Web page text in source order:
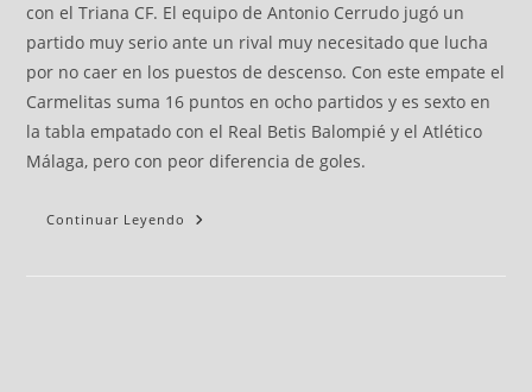
con el Triana CF. El equipo de Antonio Cerrudo jugó un
partido muy serio ante un rival muy necesitado que lucha
por no caer en los puestos de descenso. Con este empate el
Carmelitas suma 16 puntos en ocho partidos y es sexto en
la tabla empatado con el Real Betis Balompié y el Atlético
Málaga, pero con peor diferencia de goles.
Continuar Leyendo